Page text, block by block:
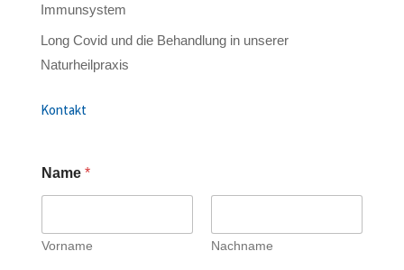
Immunsystem
Long Covid und die Behandlung in unserer
Naturheilpraxis
Kontakt
Name *
Vorname Nachname